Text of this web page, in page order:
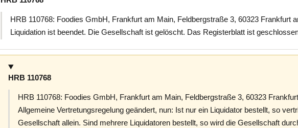
HRB 110768: Foodies GmbH, Frankfurt am Main, Feldbergstraße 3, 60323 Frankfurt
Liquidation ist beendet. Die Gesellschaft ist gelöscht. Das Registerblatt ist
HRB 110768
HRB 110768: Foodies GmbH, Frankfurt am Main, Feldbergstraße 3, 60323
Allgemeine Vertretungsregelung geändert, nun: Ist nur ein Liquidator bestellt, so
Gesellschaft allein. Sind mehrere Liquidatoren bestellt, so wird die Gesellschaft